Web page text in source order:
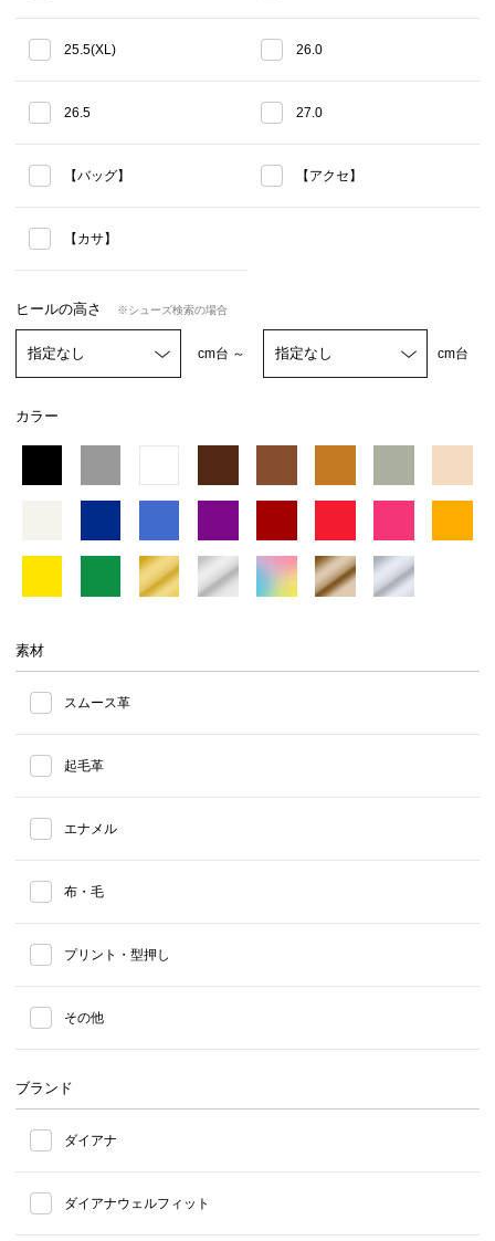
25.5(XL) 26.0
26.5 27.0
【バッグ】 【アクセ】
【カサ】
ヒールの高さ ※シューズ検索の場合
cm台 ～ cm台
カラー
素材
スムース革
起毛革
エナメル
布・毛
プリント・型押し
その他
ブランド
ダイアナ
ダイアナウェルフィット